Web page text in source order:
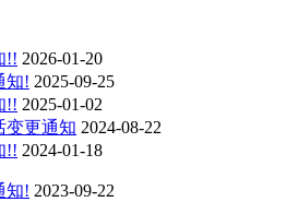
!! 2026-01-20
知! 2025-09-25
!! 2025-01-02
变更通知 2024-08-22
!! 2024-01-18
知! 2023-09-22